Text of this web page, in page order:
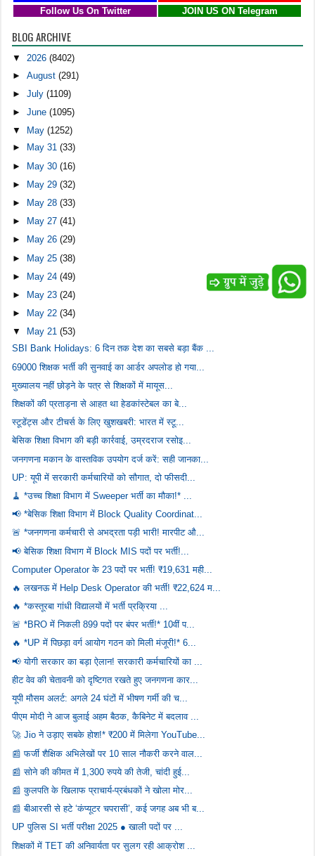
Follow Us On Twitter
JOIN US ON Telegram
BLOG ARCHIVE
▼2026(8402)
►August(291)
►July(1109)
►June(1095)
▼
May(1252)
►
May 31(33)
► May 30(16)
►
May 29(32)
►
May 28(33)
►
May 27(41)
►
May 26(29)
► May 25(38)
► May 24(49)
►
May 23(24)
►
May 22(34)
▼
May 21(53)
SBI Bank Holidays: 6 दिन तक देश का सबसे बड़ा बैंक ...
69000 शिक्षक भर्ती की सुनवाई का आर्डर अपलोड हो गया...
मुख्यालय नहीं छोड़ने के पत्र से शिक्षकों में मायूस...
शिक्षकों की प्रताड़ना से आहत था हेडकांस्टेबल का बे...
स्टूडेंट्स और टीचर्स के लिए खुशखबरी: भारत में स्टू...
बेसिक शिक्षा विभाग की बड़ी कार्रवाई, उम्रदराज रसोइ...
जनगणना मकान के वास्तविक उपयोग दर्ज करें: सही जानका...
UP: यूपी में सरकारी कर्मचारियों को सौगात, दो फीसदी...
🧹 *उच्च शिक्षा विभाग में Sweeper भर्ती का मौका!* ...
📢 *बेसिक शिक्षा विभाग में Block Quality Coordinat...
🚨 *जनगणना कर्मचारी से अभद्रता पड़ी भारी! मारपीट औ...
📢 बेसिक शिक्षा विभाग में Block MIS पदों पर भर्ती!...
Computer Operator के 23 पदों पर भर्ती! ₹19,631 मही...
🔥 लखनऊ में Help Desk Operator की भर्ती! ₹22,624 म...
🔥 *कस्तूरबा गांधी विद्यालयों में भर्ती प्रक्रिया ...
🚨 *BRO में निकली 899 पदों पर बंपर भर्ती!* 10वीं प...
🔥 *UP में पिछड़ा वर्ग आयोग गठन को मिली मंजूरी!* 6...
📢 योगी सरकार का बड़ा ऐलान! सरकारी कर्मचारियों का ...
हीट वेव की चेतावनी को दृष्टिगत रखते हुए जनगणना कार...
यूपी मौसम अलर्ट: अगले 24 घंटों में भीषण गर्मी की च...
पीएम मोदी ने आज बुलाई अहम बैठक, कैबिनेट में बदलाव ...
🚀 Jio ने उड़ाए सबके होश!* ₹200 में मिलेगा YouTube...
📰 फर्जी शैक्षिक अभिलेखों पर 10 साल नौकरी करने वाल...
📰 सोने की कीमत में 1,300 रुपये की तेजी, चांदी हुई...
📰 कुलपति के खिलाफ प्राचार्य-प्रबंधकों ने खोला मोर...
📰 बीआरसी से हटे ‘कंप्यूटर चपरासी’, कई जगह अब भी ब...
UP पुलिस SI भर्ती परीक्षा 2025 ● खाली पदों पर ...
शिक्षकों में TET की अनिवार्यता पर सुलग रही आक्रोश ...